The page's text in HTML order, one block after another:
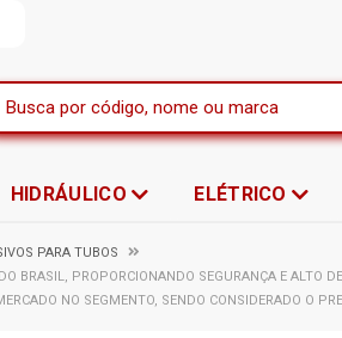
HIDRÁULICO ELÉTRICO
PARA TUBOS
BRASIL, PROPORCIONANDO SEGURANÇA E ALTO
NO SEGMENTO, SENDO CONSIDERADO O